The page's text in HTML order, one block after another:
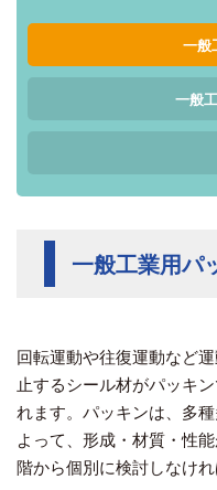
一般
一般
一般工業用パ
回転運動や往復運動など
止するシール材がパッキ
れます。パッキンは、多
よって、形成・材質・性
階から個別に検討しなけれ